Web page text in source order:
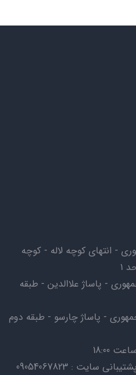
- انتهای کوچه لاله - کوچه
- پاساژ علاالدین - طبقه
- پاساژ چارسو - طبقه دوم
سایت : 09054067823